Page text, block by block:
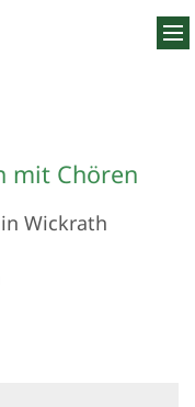
mit Chören
Wickrath